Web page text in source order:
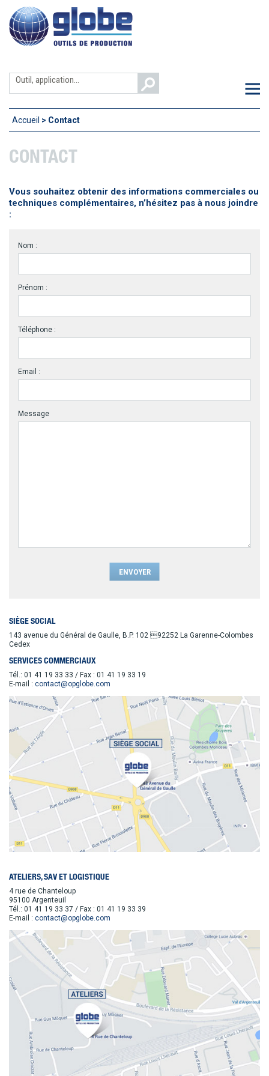
contenu
Search
Accueil > Contact
CONTACT
Vous souhaitez obtenir des informations commerciales ou
techniques complémentaires, n’hésitez pas à nous joindre
:
Nom :
Prénom :
Téléphone :
Email :
Message
SIÈGE SOCIAL
143 avenue du Général de Gaulle, B.P. 102 92252 La Garenne-Colombes
Cedex
SERVICES COMMERCIAUX
Tél.: 01 41 19 33 33 / Fax : 01 41 19 33 19
E-mail : contact@opglobe.com
ATELIERS, SAV ET LOGISTIQUE
4 rue de Chanteloup
95100 Argenteuil
Tél.: 01 41 19 33 37 / Fax : 01 41 19 33 39
E-mail : contact@opglobe.com